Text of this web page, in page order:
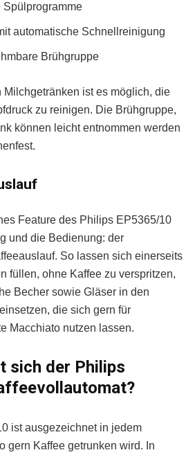
Spülprogramme
automatische Schnellreinigung
Brühgruppe
Milchgetränken ist es möglich, die
zu reinigen. Die Brühgruppe,
können leicht entnommen werden
Feature des Philips EP5365/10
und die Bedienung: der
So lassen sich einerseits
füllen, ohne Kaffee zu verspritzen,
Becher sowie Gläser in den
die sich gern für
Macchiato nutzen lassen.
sich der Philips
ist ausgezeichnet in jedem
gern Kaffee getrunken wird. In